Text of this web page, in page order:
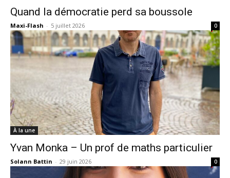
Quand la démocratie perd sa boussole
Maxi-Flash - 5 juillet 2026 0
À la une
Yvan Monka – Un prof de maths particulier
Solann Battin - 29 juin 2026 0